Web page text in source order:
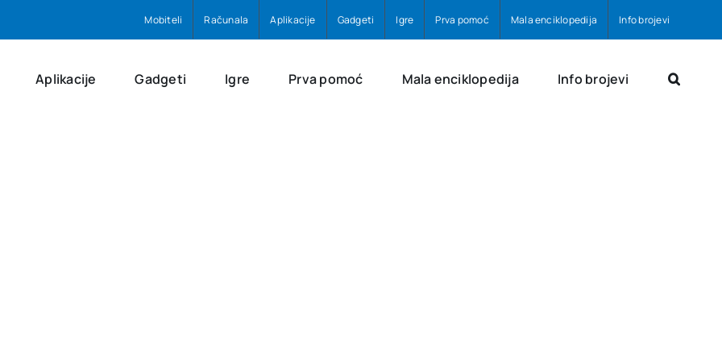
Mobiteli Računala Aplikacije Gadgeti Igre Prva pomoć Mala enciklopedija Info brojevi
Aplikacije Gadgeti Igre Prva pomoć Mala enciklopedija Info brojevi